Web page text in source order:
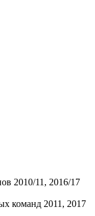
2010/11, 2016/17
команд 2011, 2017